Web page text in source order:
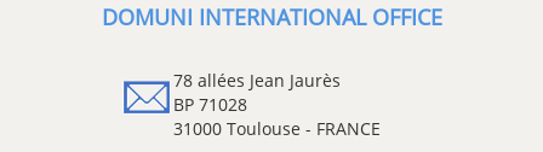
DOMUNI INTERNATIONAL OFFICE
78 allées Jean Jaurès
BP 71028
31000 Toulouse - FRANCE